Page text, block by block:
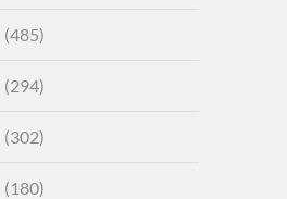
(485)
(294)
(302)
(180)